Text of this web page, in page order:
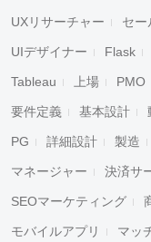
UXリサーチャー セー
UIデザイナー Flask
Tableau 上場 PMO
要件定義 基本設計
PG 詳細設計 製造
マネージャー 決済サ
SEOマーケティング
モバイルアプリ マッ